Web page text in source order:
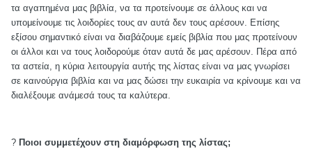
τα αγαπημένα μας βιβλία, να τα προτείνουμε σε άλλους και να
υπομείνουμε τις λοιδορίες τους αν αυτά δεν τους αρέσουν. Επίσης
εξίσου σημαντικό είναι να διαβάζουμε εμείς βιβλία που μας προτείνουν
οι άλλοι και να τους λοιδορούμε όταν αυτά δε μας αρέσουν. Πέρα από
τα αστεία, η κύρια λειτουργία αυτής της λίστας είναι να μας γνωρίσει
σε καινούργια βιβλία και να μας δώσει την ευκαιρία να κρίνουμε και να
διαλέξουμε ανάμεσά τους τα καλύτερα.
? Ποιοι συμμετέχουν στη διαμόρφωση της λίστας;